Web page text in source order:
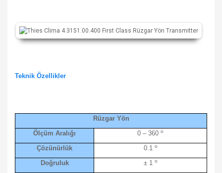
Teknik Özellikler
Rüzgar Yön
Ölçüm Aralığı
0 – 360 o
Çözünürlük 0.1 o
Doğruluk ± 1 o